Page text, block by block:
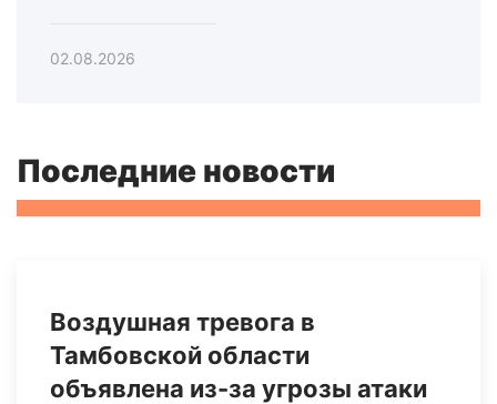
02.08.2026
Последние новости
Воздушная тревога в
Тамбовской области
объявлена из-за угрозы атаки